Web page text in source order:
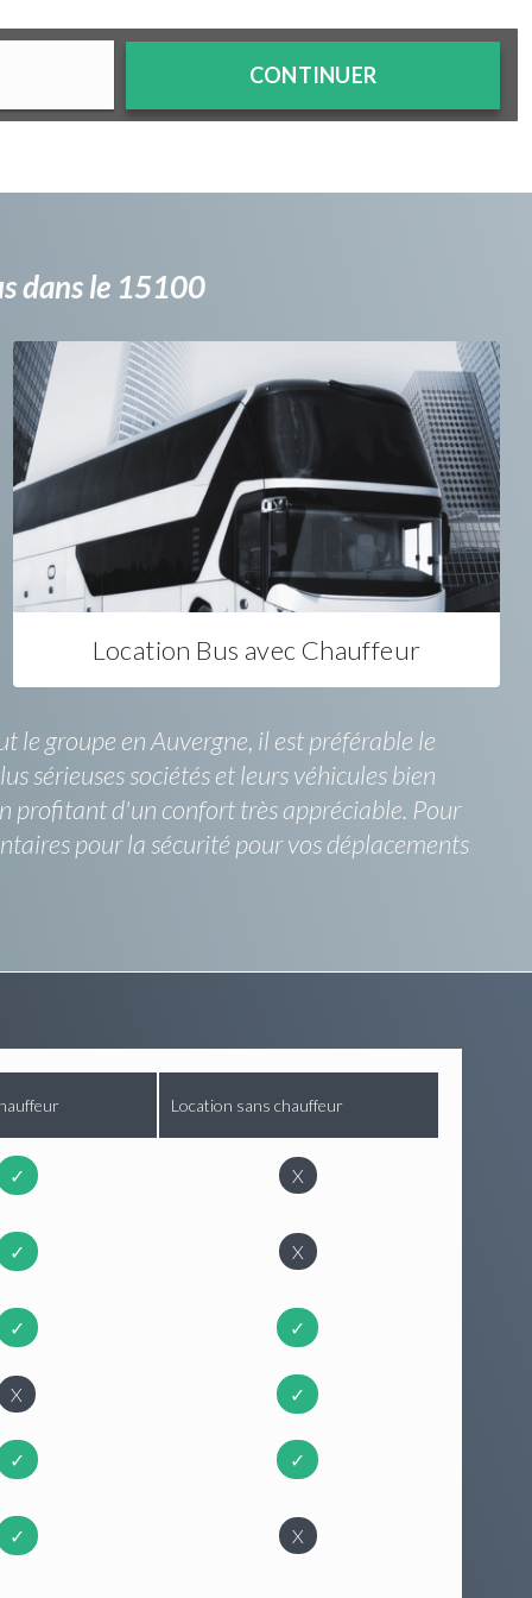
CONTINUER
dans le 15100
Location Bus avec Chauffeur
groupe en Auvergne, il est préférable le
sérieuses sociétés et leurs véhicules bien
profitant d'un confort très appréciable. Pour
pour la sécurité pour vos déplacements
Location sans chauffeur
✓ X
✓ X
✓ ✓
X ✓
✓ ✓
✓ X